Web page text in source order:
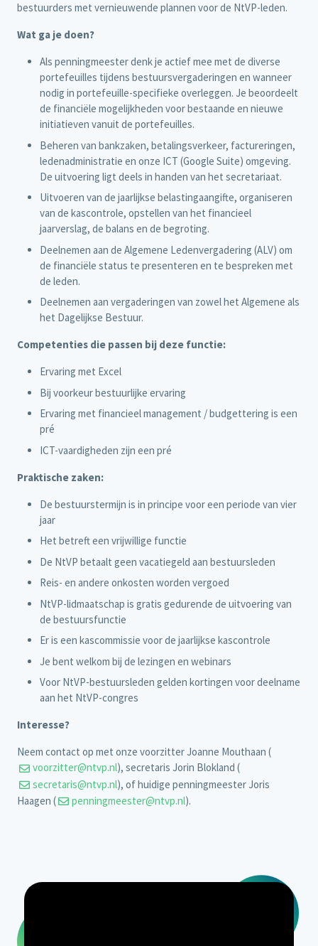
bestuurders met vernieuwende plannen voor de NtVP-leden.
Wat ga je doen?
Als penningmeester denk je actief mee met de diverse
portefeuilles tijdens bestuursvergaderingen en wanneer
nodig in portefeuille-specifieke overleggen. Je beoordeelt
de financiële mogelijkheden voor bestaande en nieuwe
initiatieven vanuit de portefeuilles.
Beheren van bankzaken, betalingsverkeer, factureringen,
ledenadministratie en onze ICT (Google Suite) omgeving.
De uitvoering ligt deels in handen van het secretariaat.
Uitvoeren van de jaarlijkse belastingaangifte, organiseren
van de kascontrole, opstellen van het financieel
jaarverslag, de balans en de begroting.
Deelnemen aan de Algemene Ledenvergadering (ALV) om
de financiële status te presenteren en te bespreken met
de leden.
Deelnemen aan vergaderingen van zowel het Algemene als
het Dagelijkse Bestuur.
Competenties die passen bij deze functie:
Ervaring met Excel
Bij voorkeur bestuurlijke ervaring
Ervaring met financieel management / budgettering is een
pré
ICT-vaardigheden zijn een pré
Praktische zaken:
De bestuurstermijn is in principe voor een periode van vier
jaar
Het betreft een vrijwillige functie
De NtVP betaalt geen vacatiegeld aan bestuursleden
Reis- en andere onkosten worden vergoed
NtVP-lidmaatschap is gratis gedurende de uitvoering van
de bestuursfunctie
Er is een kascommissie voor de jaarlijkse kascontrole
Je bent welkom bij de lezingen en webinars
Voor NtVP-bestuursleden gelden kortingen voor deelname
aan het NtVP-congres
Interesse?
Neem contact op met onze voorzitter Joanne Mouthaan (
voorzitter@ntvp.nl), secretaris Jorin Blokland (
secretaris@ntvp.nl), of huidige penningmeester Joris
Haagen (
penningmeester@ntvp.nl).